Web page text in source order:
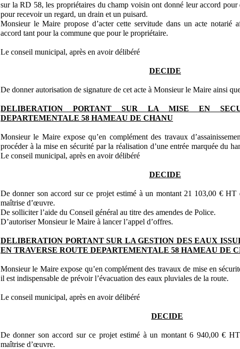
sur la RD 58, les propriétaires du champ voisin ont donné leur accord
pour recevoir un regard, un drain et un puisard.
Monsieur le Maire propose d’acter cette servitude dans un acte notarié
accord tant pour la commune que pour le propriétaire.
Le conseil municipal, après en avoir délibéré
DECIDE
De donner autorisation de signature de cet acte à Monsieur le Maire ainsi
DELIBERATION PORTANT SUR LA MISE EN
DEPARTEMENTALE 58 HAMEAU DE CHANU
Monsieur le Maire expose qu’en complément des travaux
procéder à la mise en sécurité par la réalisation d’une entrée marquée du
Le conseil municipal, après en avoir délibéré
DECIDE
De donner son accord sur ce projet estimé à un montant 21 103,00 €
maîtrise d’œuvre.
De solliciter l’aide du Conseil général au titre des amendes de Police.
D’autoriser Monsieur le Maire à lancer l’appel d’offres.
DELIBERATION PORTANT SUR LA GESTION DES EAUX
EN TRAVERSE ROUTE DEPARTEMENTALE 58 HAMEAU DE
Monsieur le Maire expose qu’en complément des travaux de mise en
il est indispensable de prévoir l’évacuation des eaux pluviales de la route.
Le conseil municipal, après en avoir délibéré
DECIDE
De donner son accord sur ce projet estimé à un montant 6 940,00 €
maîtrise d’œuvre.